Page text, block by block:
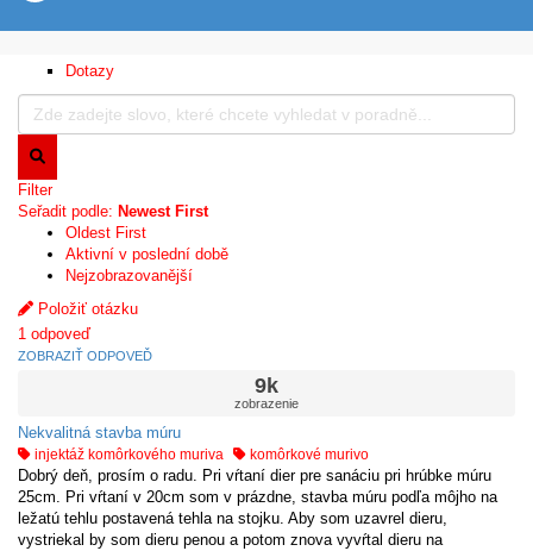
Dotazy
Filter
Seřadit podle: Newest First
Oldest First
Aktivní v poslední době
Nejzobrazovanější
Položiť otázku
1 odpoveď
ZOBRAZIŤ ODPOVEĎ
9k
zobrazenie
Nekvalitná stavba múru
injektáž komôrkového muriva komôrkové murivo
Dobrý deň, prosím o radu. Pri vŕtaní dier pre sanáciu pri hrúbke múru
25cm. Pri vŕtaní v 20cm som v prázdne, stavba múru podľa môjho na
ležatú tehlu postavená tehla na stojku. Aby som uzavrel dieru,
vystriekal by som dieru penou a potom znova vyvŕtal dieru na
€28,00